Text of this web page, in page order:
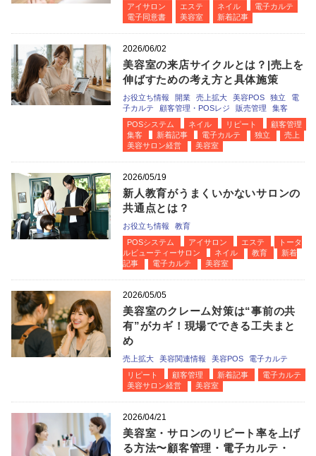
アイサロン
エステ ネイル
電子カルテ
電子同意書
美容室 新着記事
2026/06/02
美容室の来店サイクルとは？|売上を
伸ばすための考え方と具体施策
お役立ち情報 開業 売上拡大 美容POS 独立
電
子カルテ
顧客管理・POSレジ 販売管理
集客
POSシステム
ネイル リピート
顧客管理
集客
新着記事 電子カルテ 独立
売上
美容サロン経営
美容室
2026/05/19
新人教育がうまくいかないサロンの
共通点とは？
お役立ち情報
教育
POSシステム
アイサロン エステ
トータ
ルビューティーサロン
ネイル 教育
新着
記事
電子カルテ 美容室
2026/05/05
美容室のクレーム対策は“事前の共
有”がカギ！現場でできる工夫まと
め
売上拡大 美容関連情報 美容POS
電子カルテ
リピート
顧客管理 新着記事
電子カルテ
美容サロン経営
美容室
2026/04/21
美容室・サロンのリピート率を上げ
る方法〜顧客管理・電子カルテ・